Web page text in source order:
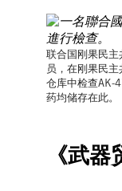
联合国刚果民主
员，在刚果民
仓库中检查AK-
药均储存在此。
《武器